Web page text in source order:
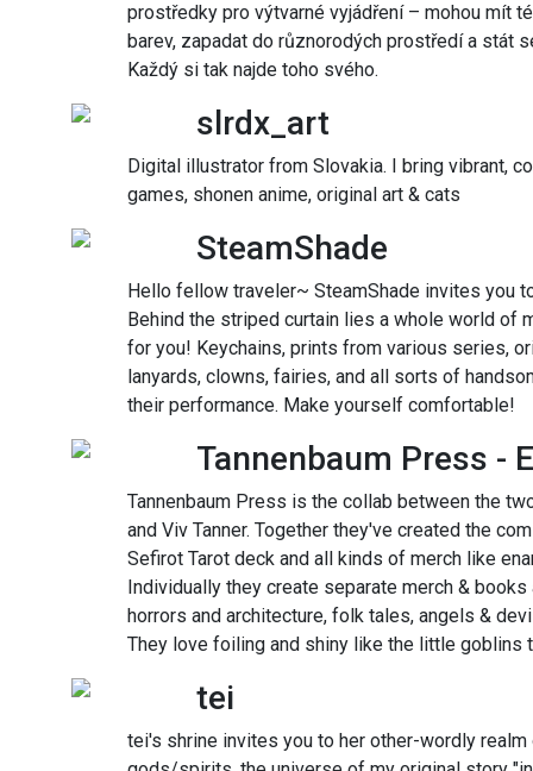
prostředky pro výtvarné vyjádření – mohou mít
barev, zapadat do různorodých prostředí a stát
Každý si tak najde toho svého.
slrdx_art
Digital illustrator from Slovakia. I bring vibrant,
games, shonen anime, original art & cats
SteamShade
Hello fellow traveler~ SteamShade invites you
Behind the striped curtain lies a whole world of
for you! Keychains, prints from various series,
lanyards, clowns, fairies, and all sorts of
their performance. Make yourself comfortable!
Tannenbaum Press -
Tannenbaum Press is the collab between the
and Viv Tanner. Together they've created the
Sefirot Tarot deck and all kinds of merch like
Individually they create separate merch &
horrors and architecture, folk tales, angels &
They love foiling and shiny like the little goblins
tei
tei's shrine invites you to her other-wordly